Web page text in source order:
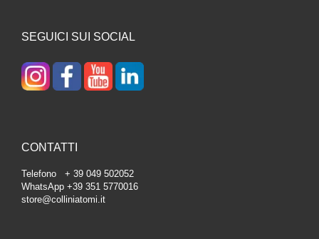
SEGUICI SUI SOCIAL
CONTATTI
Telefono + 39 049 502052
WhatsApp +39 351 5770016
store@colliniatomi.it